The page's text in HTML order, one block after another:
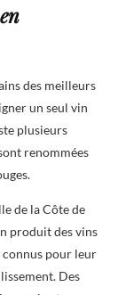
des meilleurs
un seul vin
plusieurs
renommées
de la Côte de
produit des vins
pour leur
Des